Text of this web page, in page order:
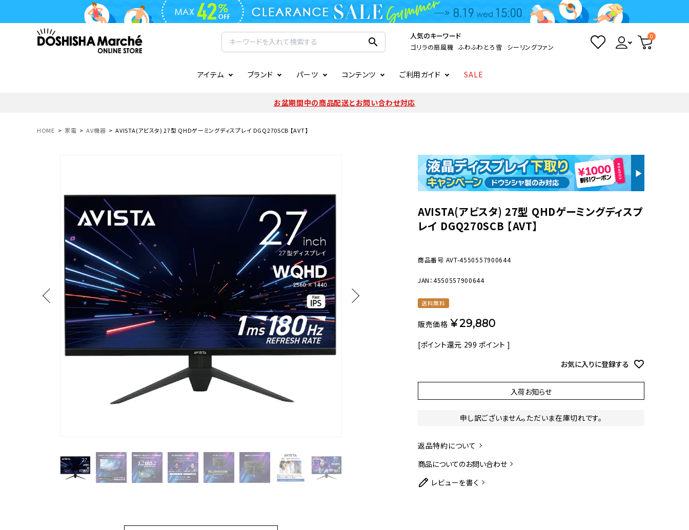
search 人気のキーワード
ゴリラの扇風機 ふわふわとろ雪 シーリングファン
0
アイテム
かき氷器
流しそうめん器
クールケア用品
美容・健康家電
デスクライト
AV機器
テレビ ディスプレイ
ブランド
CIRCULIGHT
オンドゾーン CORELLE
まるでカメレオンシリーズ sokomo
パーツ
照明関連
コンテンツ ご利用ガイド
送料とお支払いについて 注文確認メールの未着について
領収書について ご注文後のキャンセルについて
日本国外への転送サービスについて 商品価格等の表示について
SALE
お盆期間中の商品配送とお問い合わせ対応
HOME 家電 AV機器 AVISTA(アビスタ) 27型 QHDゲーミングディスプレイ DGQ270SCB 【AVT】
AVISTA(アビスタ) 27型 QHDゲーミングディスプ
レイ DGQ270SCB 【AVT】
商品番号 AVT-4550557900644
JAN：4550557900644
送料無料
販売価格 ¥29,880
[ポイント還元 299 ポイント ]
お気に入りに登録する
入荷お知らせ
申し訳ございません。ただいま在庫切れです。
返品特約について
商品についてのお問い合わせ
レビューを書く